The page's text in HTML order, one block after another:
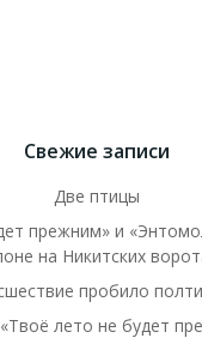
Свежие записи
Две птицы
прежним» и
на Никитских
пробило
лето не будет